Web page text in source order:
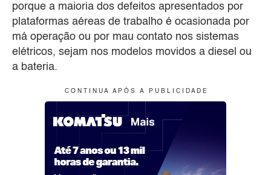
porque a maioria dos defeitos apresentados por
plataformas aéreas de trabalho é ocasionada por
má operação ou por mau contato nos sistemas
elétricos, sejam nos modelos movidos a diesel ou
a bateria.
C O N T I N U A A P Ó S A P U B L I C I D A D E